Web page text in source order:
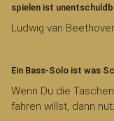
spielen ist
Ludwig van
Ein Bass-Solo ist was
Wenn Du die
fahren willst, dann